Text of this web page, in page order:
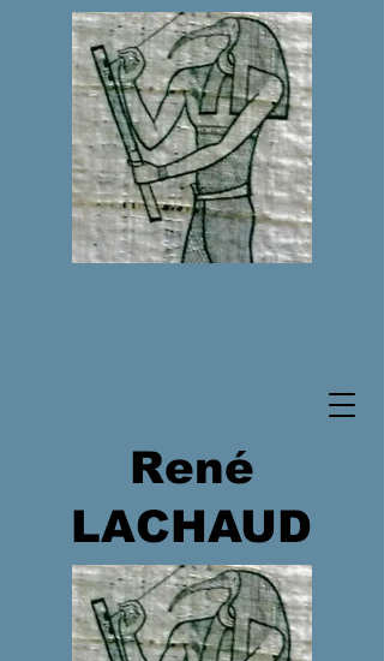
René
LACHAUD